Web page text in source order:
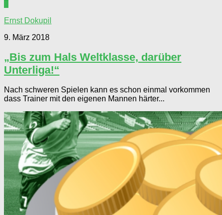
Ernst Dokupil
9. März 2018
„Bis zum Hals Weltklasse, darüber
Unterliga!“
Nach schweren Spielen kann es schon einmal vorkommen
dass Trainer mit den eigenen Mannen härter...